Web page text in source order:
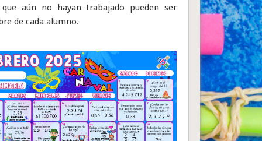
aún no hayan trabajado pueden ser
de cada alumno.